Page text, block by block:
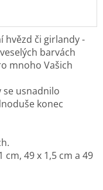
hvězd či girlandy -
barvách
mnoho Vašich
se usnadnilo
konec
49 x 1,5 cm a 49